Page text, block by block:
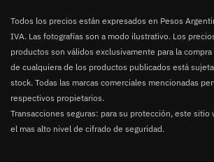
Todos los precios están expresados en Pesos
IVA. Las fotografías son a modo ilustrativo. Los
productos son válidos exclusivamente para la
de cualquiera de los productos publicados está
stock. Todas las marcas comerciales mencionadas
respectivos propietarios.
Transacciones seguras: para su protección, este sitio
el mas alto nivel de cifrado de seguridad.